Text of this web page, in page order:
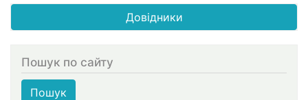
Довідники
Пошук по сайту
Пошук